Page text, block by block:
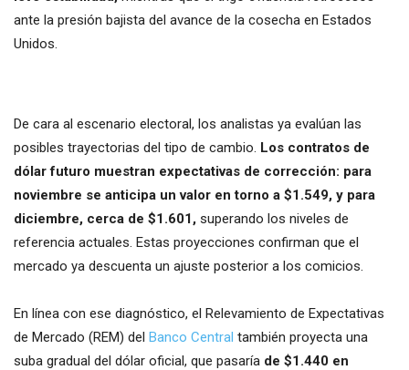
ante la presión bajista del avance de la cosecha en Estados
Unidos.
De cara al escenario electoral, los analistas ya evalúan las
posibles trayectorias del tipo de cambio. Los contratos de
dólar futuro muestran expectativas de corrección: para
noviembre se anticipa un valor en torno a $1.549, y para
diciembre, cerca de $1.601, superando los niveles de
referencia actuales. Estas proyecciones confirman que el
mercado ya descuenta un ajuste posterior a los comicios.
En línea con ese diagnóstico, el Relevamiento de Expectativas
de Mercado (REM) del Banco Central también proyecta una
suba gradual del dólar oficial, que pasaría de $1.440 en